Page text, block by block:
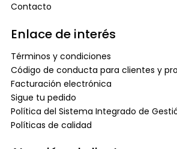
Contacto
Enlace de interés
Términos y condiciones
Código de conducta para clientes y
Facturación electrónica
Sigue tu pedido
Política del Sistema Integrado de
Políticas de calidad